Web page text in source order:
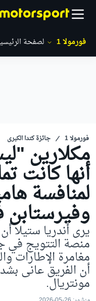
فورمولا 1 الصفحة
فورمولا 1 جائزة كندا الكبرى
مكلارين
أنها كانت
لمنافسة
وفيرستابن
يرى أندريا ستيلا
منصة التتويج في
مغامرة الإطارات
أن الفريق عانى
مونتريال.